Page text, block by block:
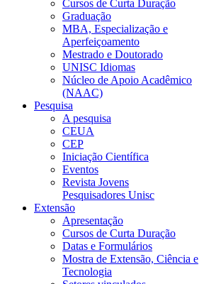
Cursos de Curta Duração
Graduação
MBA, Especialização e
Aperfeiçoamento
Mestrado e Doutorado
UNISC Idiomas
Núcleo de Apoio Acadêmico
(NAAC)
Pesquisa
A pesquisa
CEUA
CEP
Iniciação Científica
Eventos
Revista Jovens
Pesquisadores Unisc
Extensão
Apresentação
Cursos de Curta Duração
Datas e Formulários
Mostra de Extensão, Ciência e
Tecnologia